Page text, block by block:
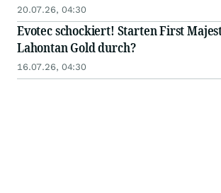
20.07.26, 04:30
Evotec schockiert! Starten First
Lahontan Gold durch?
16.07.26, 04:30